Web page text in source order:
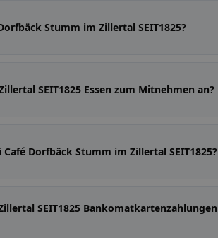
Stumm im Zillertal SEIT1825?
SEIT1825 Essen zum Mitnehmen an?
Dorfbäck Stumm im Zillertal SEIT1825?
SEIT1825 Bankomatkartenzahlungen